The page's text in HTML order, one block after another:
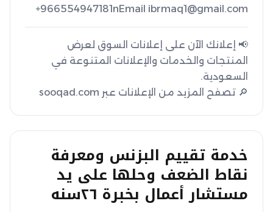
+966554947181nEmail ibrmaq1@gmail.com
📢 إعلانك الآن على إعلانات السوق لعرض
المنتجات والخدمات والإعلانات المتنوعة في
🔎 تصفح المزيد من الإعلانات عبر sooqad.com
خدمة تقييم البزنس ومعرفة
نقاط الضعف وحلها على يد
مستشار أعمال بخبرة ٢٦سنه